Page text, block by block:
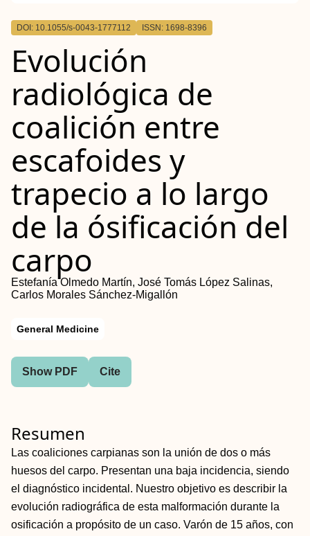
Outline
DOI: 10.1055/s-0043-1777112 ISSN: 1698-8396
Evolución
radiológica de
coalición entre
escafoides y
trapecio a lo largo
de la ósificación del
carpo
Estefanía Olmedo Martín, José Tomás López Salinas,
Carlos Morales Sánchez-Migallón
General Medicine
Show PDF Cite
Resumen
Las coaliciones carpianas son la unión de dos o más
huesos del carpo. Presentan una baja incidencia, siendo
el diagnóstico incidental. Nuestro objetivo es describir la
evolución radiográfica de esta malformación durante la
osificación a propósito de un caso. Varón de 15 años, con